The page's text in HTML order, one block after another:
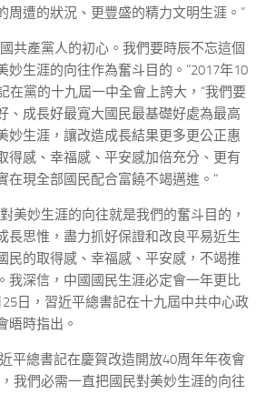
周遭的狀況、更豐盛的精力文明生涯。”
共產黨人的初心。我們要時辰不忘這個
妙生涯的向往作為奮斗目的。”2017年10
在黨的十九屆一中全會上誇大，“我們要
、成長好最寬大國民最基礎好處為最高
妙生涯，讓改造成長結果更多更公正惠
得感、幸福感、平安感加倍充分、更有
在現全部國民配合富饒不竭邁進。”
美妙生涯的向往就是我們的奮斗目的，
長思惟，盡力抓好保證和改良平易近生
民的取得感、幸福感、平安感，不竭推
我深信，中國國民生涯必定會一年更比
日，習近平總書記在十九屆中共中心政
晤時指出。
平總書記在慶賀改造開放40周年年夜會
，我們必需一直把國民對美妙生涯的向往